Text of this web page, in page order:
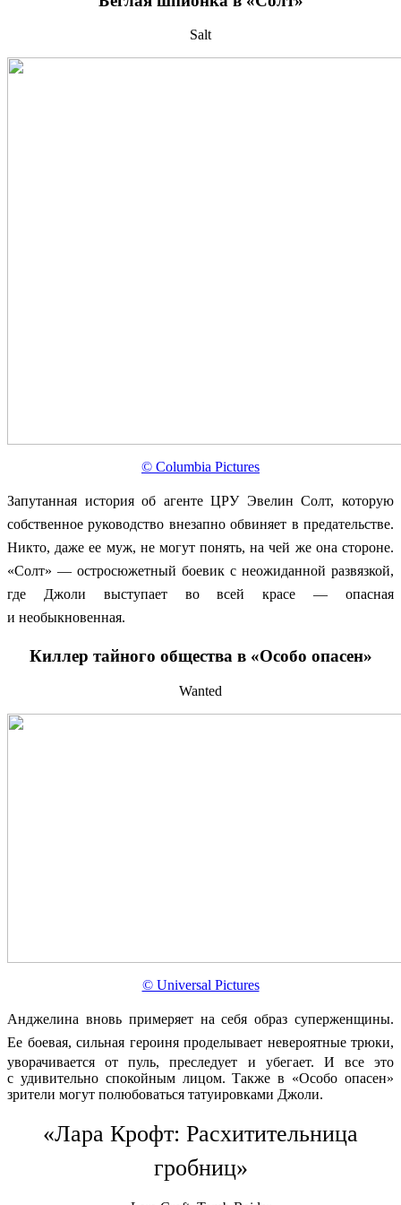
Salt
© Columbia Pictures
Запутанная история об агенте ЦРУ Эвелин Солт, которую
собственное руководство внезапно обвиняет в предательстве.
Никто, даже ее муж, не могут понять, на чей же она стороне.
«Солт» — остросюжетный боевик с неожиданной развязкой,
где Джоли выступает во всей красе — опасная
и необыкновенная.
Киллер тайного общества в «Особо опасен»
Wanted
© Universal Pictures
Анджелина вновь примеряет на себя образ суперженщины.
Ее боевая, сильная героиня проделывает невероятные трюки,
уворачивается от пуль, преследует и убегает. И все это
с удивительно спокойным лицом. Также в «Особо опасен»
зрители могут полюбоваться татуировками Джоли.
«Лара Крофт: Расхитительница
гробниц»